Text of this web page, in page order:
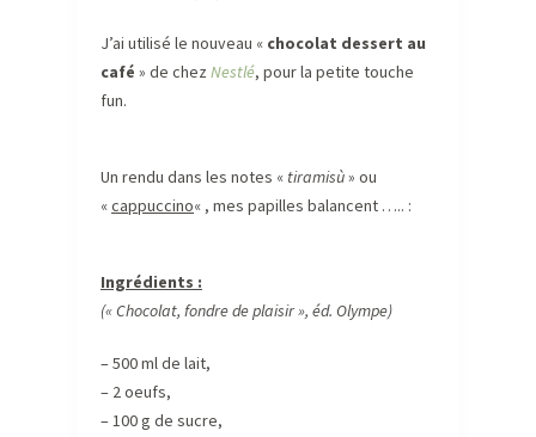
J’ai utilisé le nouveau « chocolat dessert au
café » de chez Nestlé, pour la petite touche
fun.
Un rendu dans les notes « tiramisù» ou
«cappuccino« , mes papilles balancent ….. :
Ingrédients :
(« Chocolat, fondre de plaisir », éd. Olympe)
– 500 ml de lait,
– 2 oeufs,
– 100 g de sucre,